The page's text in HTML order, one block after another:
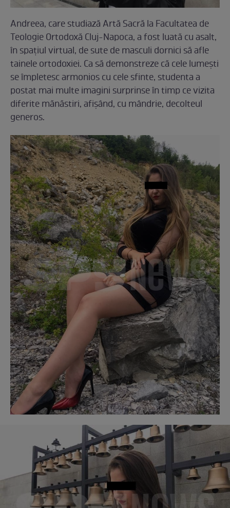
Andreea, care studiază Artă Sacră la Facultatea de
Teologie Ortodoxă Cluj-Napoca, a fost luată cu asalt,
în spațiul virtual, de sute de masculi dornici să afle
tainele ortodoxiei. Ca să demonstreze că cele lumești
se împletesc armonios cu cele sfinte, studenta a
postat mai multe imagini surprinse în timp ce vizita
diferite mănăstiri, afișând, cu mândrie, decolteul
generos.